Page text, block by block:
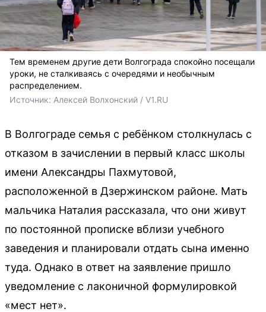
Тем временем другие дети Волгограда спокойно посещали
уроки, не сталкиваясь с очередями и необычным
распределением.
Источник: Алексей Волхонский / V1.RU
В Волгограде семья с ребёнком столкнулась с
отказом в зачислении в первый класс школы
имени Александры Пахмутовой,
расположенной в Дзержинском районе. Мать
мальчика Наталия рассказала, что они живут
по постоянной прописке вблизи учебного
заведения и планировали отдать сына именно
туда. Однако в ответ на заявление пришло
уведомление с лаконичной формулировкой
«мест нет».